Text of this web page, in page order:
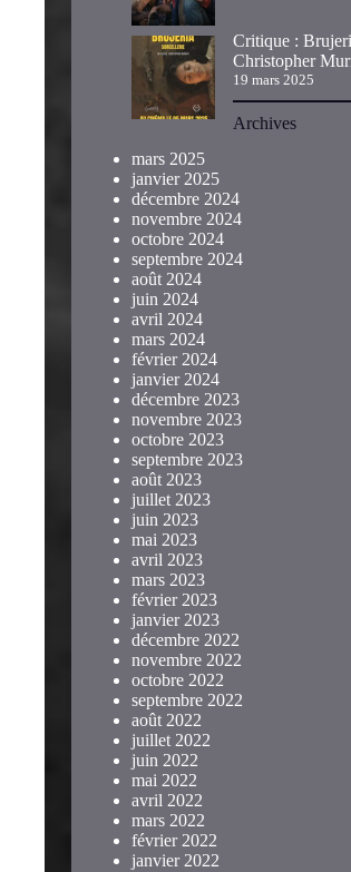
Critique :
Christopher
19 mars 2025
Archives
mars 2025
janvier 2025
décembre 2024
novembre 2024
octobre 2024
septembre 2024
août 2024
juin 2024
avril 2024
mars 2024
février 2024
janvier 2024
décembre 2023
novembre 2023
octobre 2023
septembre 2023
août 2023
juillet 2023
juin 2023
mai 2023
avril 2023
mars 2023
février 2023
janvier 2023
décembre 2022
novembre 2022
octobre 2022
septembre 2022
août 2022
juillet 2022
juin 2022
mai 2022
avril 2022
mars 2022
février 2022
janvier 2022